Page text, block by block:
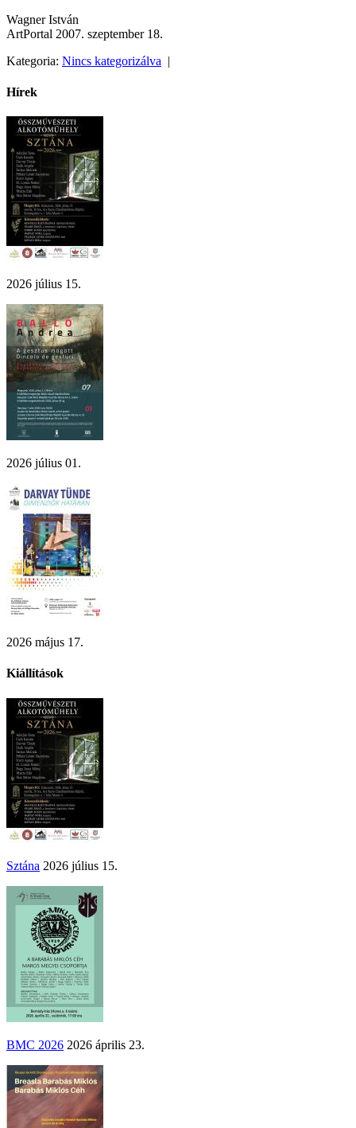
Wagner István
ArtPortal 2007. szeptember 18.
Kategoria: Nincs kategorizálva |
Hírek
2026 július 15.
2026 július 01.
2026 május 17.
Kiállítások
Sztána 2026 július 15.
BMC 2026 2026 április 23.